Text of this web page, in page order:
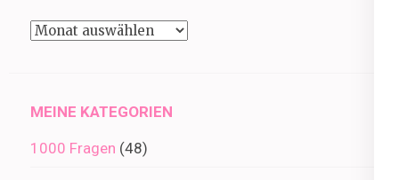
Beiträge
MEINE KATEGORIEN
1000 Fragen (48)